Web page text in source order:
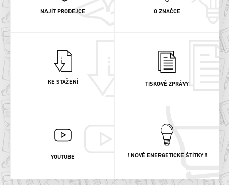
NAJÍT PRODEJCE O ZNAČCE
KE STAŽENÍ TISKOVÉ ZPRÁVY
YOUTUBE ! NOVÉ ENERGETICKÉ ŠTÍTKY !